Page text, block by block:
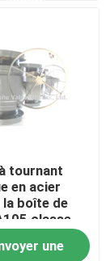
tournant
en acier
boîte de
classe
a105 de 16
une